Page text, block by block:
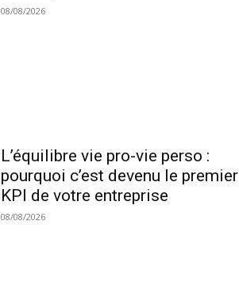
08/08/2026
L’équilibre vie pro-vie perso :
pourquoi c’est devenu le premier
KPI de votre entreprise
08/08/2026